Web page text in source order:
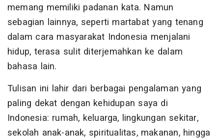
memang memiliki padanan kata. Namun
sebagian lainnya, seperti martabat yang tenang
dalam cara masyarakat Indonesia menjalani
hidup, terasa sulit diterjemahkan ke dalam
bahasa lain.
Tulisan ini lahir dari berbagai pengalaman yang
paling dekat dengan kehidupan saya di
Indonesia: rumah, keluarga, lingkungan sekitar,
sekolah anak-anak, spiritualitas, makanan, hingga